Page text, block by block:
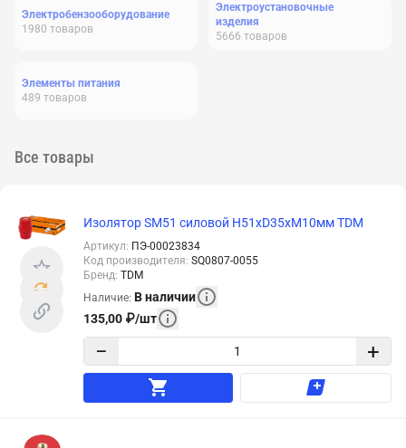
Электробензооборудование
1980 товаров
Электроустановочные
изделия
5666 товаров
Элементы питания
489 товаров
Все товары
Изолятор SM51 силовой H51xD35xM10мм TDM
Артикул: ПЭ-00023834
Код производителя: SQ0807-0055
Бренд: TDM
Наличие: В наличии
135,00 ₽/шт
− +